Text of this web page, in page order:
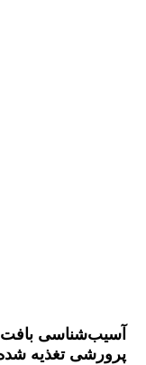
پرورشی تغذیه شده